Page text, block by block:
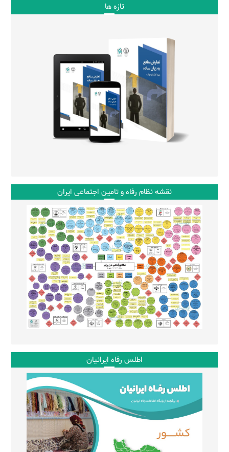
تازه ها
نقشه نظام رفاه و تامین اجتماعی ایران
اطلس رفاه ایرانیان